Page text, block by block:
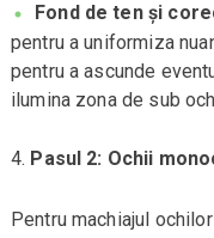
Fond de ten și
pentru a uniformiza
pentru a ascunde
ilumina zona de sub
Pasul 2: Ochii
Pentru machiajul